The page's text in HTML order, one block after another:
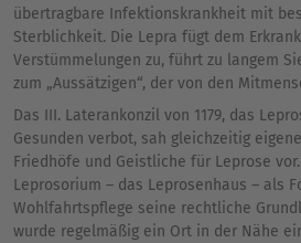
übertragbare Infektionskrankheit mit
Sterblichkeit. Die Lepra fügt dem
Verstümmelungen zu, führt zu langem
zum „Aussätzigen“, der von den
Das III. Laterankonzil von 1179, das
Gesunden verbot, sah gleichzeitig
Friedhöfe und Geistliche für Leprose
Leprosorium – das Leprosenhaus – als
Wohlfahrtspflege seine rechtliche
wurde regelmäßig ein Ort in der Nähe